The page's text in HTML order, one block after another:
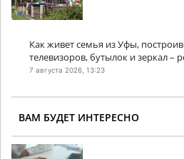
Как живет семья из Уфы,
телевизоров, бутылок и зеркал –
7 августа 2026, 13:23
ВАМ БУДЕТ ИНТЕРЕСНО